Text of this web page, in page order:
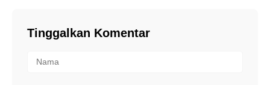
Tinggalkan Komentar